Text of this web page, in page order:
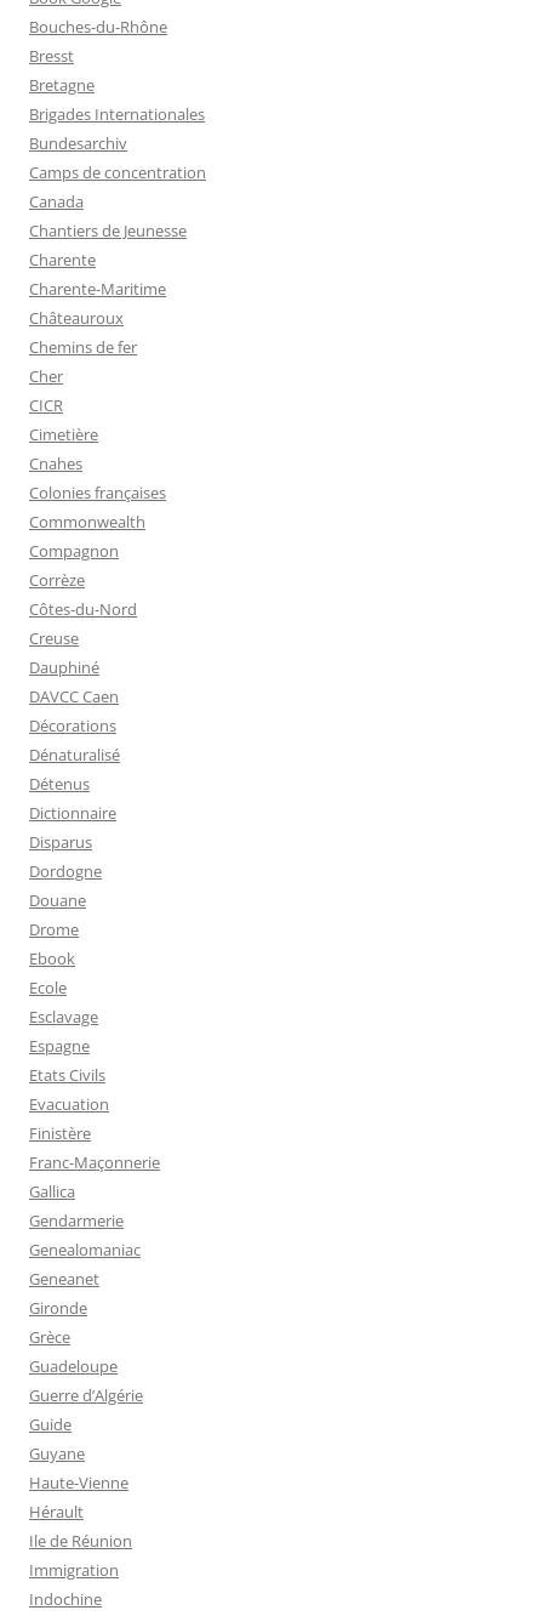
Bouches-du-Rhône
Bresst
Bretagne
Brigades Internationales
Bundesarchiv
Camps de concentration
Canada
Chantiers de Jeunesse
Charente
Charente-Maritime
Châteauroux
Chemins de fer
Cher
CICR
Cimetière
Cnahes
Colonies françaises
Commonwealth
Compagnon
Corrèze
Côtes-du-Nord
Creuse
Dauphiné
DAVCC Caen
Décorations
Dénaturalisé
Détenus
Dictionnaire
Disparus
Dordogne
Douane
Drome
Ebook
Ecole
Esclavage
Espagne
Etats Civils
Evacuation
Finistère
Franc-Maçonnerie
Gallica
Gendarmerie
Genealomaniac
Geneanet
Gironde
Grèce
Guadeloupe
Guerre d’Algérie
Guide
Guyane
Haute-Vienne
Hérault
Ile de Réunion
Immigration
Indochine